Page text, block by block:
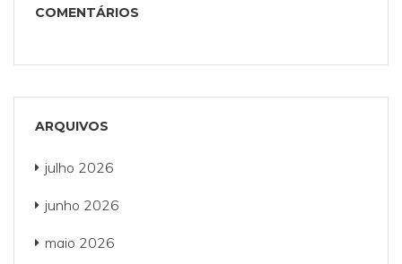
COMENTÁRIOS
ARQUIVOS
julho 2026
junho 2026
maio 2026